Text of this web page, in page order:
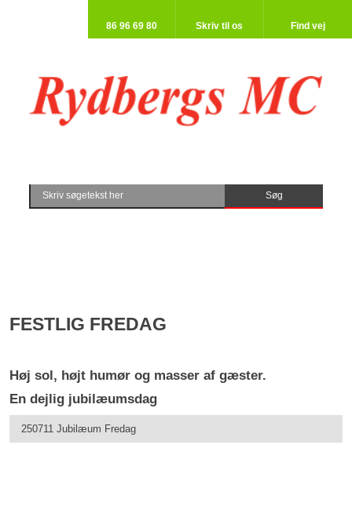
86 96 69 80​ Skriv til os​ Find vej​
FESTLIG FREDAG
Høj sol, højt humør og masser af gæster.
En dejlig jubilæumsdag​
250711 Jubilæum Fredag